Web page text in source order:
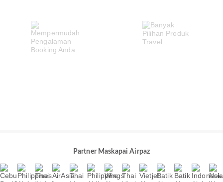
Partner Maskapai Airpaz